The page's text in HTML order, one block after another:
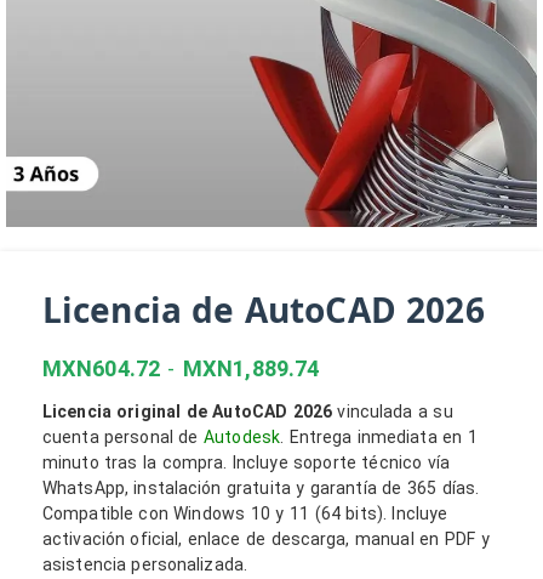
Licencia de AutoCAD 2026
MXN604.72 - MXN1,889.74
Licencia original de AutoCAD 2026vinculada a su
cuenta personal de Autodesk. Entrega inmediata en 1
minuto tras la compra. Incluye soporte técnico vía
WhatsApp, instalación gratuita y garantía de 365 días.
Compatible con Windows 10 y 11 (64 bits). Incluye
activación oficial, enlace de descarga, manual en PDF y
asistencia personalizada.